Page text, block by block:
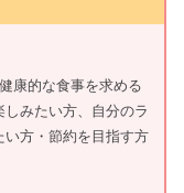
康的な食事を求める
みたい方、自分のラ
い方・節約を目指す方